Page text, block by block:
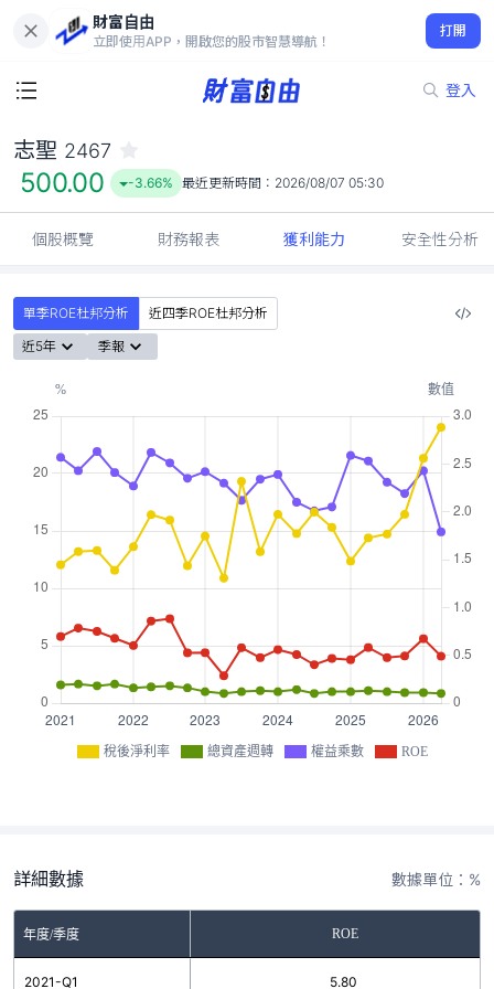
財富自由
立即使用APP，開啟您的股市智慧導航！
打開
登入
500.00
-3.66%
志聖 2467
500.00 -3.66% 最近更新時間： 2026/08/07 05:30
個股概覽 財務報表 獲利能力 安全性分析
單季ROE杜邦分析
近四季ROE杜邦分析
近5年
季報
稅後淨利率 總資產週轉 權益乘數 ROE
詳細數據 數據單位：%
年度/季度 ROE
2021-Q1 5.80